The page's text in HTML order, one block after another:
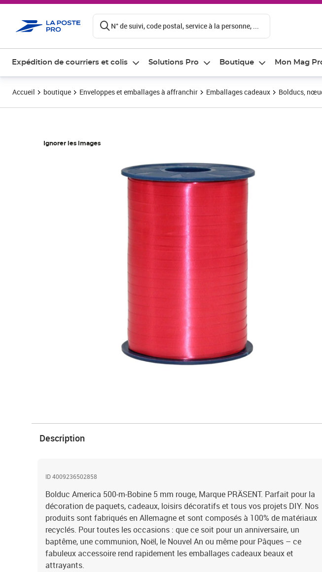
N° de suivi, code postal, service à la personne, ...
Expédition de courriers et colis Solutions Pro Boutique Mon Mag
Accueil boutique Enveloppes et emballages à affranchir Emballages cadeaux Bolducs,
Ignorer les images
Description
ID 4009236502858
Bolduc America 500-m-Bobine 5 mm rouge, Marque PRÄSENT. Parfait pour la
décoration de paquets, cadeaux, loisirs décoratifs et tous vos projets DIY. Nos
produits sont fabriqués en Allemagne et sont composés à 100% de matériaux
recyclés. Pour toutes les occasions : que ce soit pour un anniversaire, un
baptême, une communion, Noël, le Nouvel An ou même pour Pâques – ce
fabuleux accessoire rend rapidement les emballages cadeaux beaux et
attrayants.